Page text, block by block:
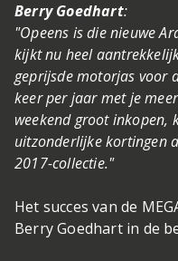
Berry Goedhart:
"Opeens is die nieuwe
kijkt nu heel
geprijsde motorjas voor
keer per jaar met je
weekend groot inkopen,
uitzonderlijke kortingen
2017-collectie."
Het succes van de
Berry Goedhart in de